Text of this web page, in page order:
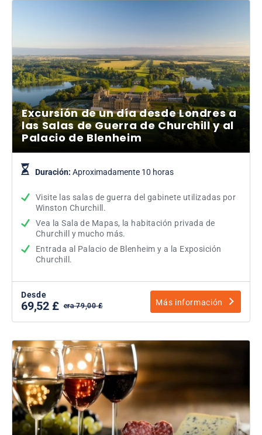
Excursión de un día desde Londres a
las Salas de Guerra de Churchill y al
Palacio de Blenheim
Duración: Aproximadamente 10 horas
Visite las salas de guerra del gabinete utilizadas por
Winston Churchill.
Vea la Sala de Mapas, la habitación privada de
Churchill y mucho más.
Entrada al Palacio de Blenheim y a la Exposición
Churchill.
Desde
69,52 £ era 79,00 £ Más información